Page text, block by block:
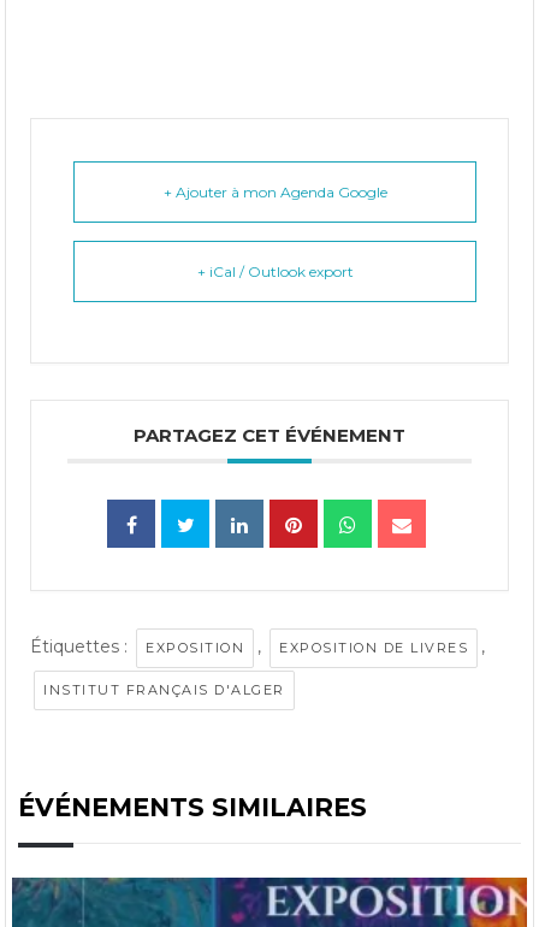
+ Ajouter à mon Agenda Google
+ iCal / Outlook export
PARTAGEZ CET ÉVÉNEMENT
Étiquettes : EXPOSITION , EXPOSITION DE LIVRES ,
INSTITUT FRANÇAIS D'ALGER
ÉVÉNEMENTS SIMILAIRES